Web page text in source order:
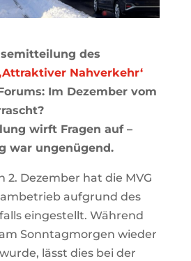
des
Nahverkehr‘
Im Dezember vom
wirft Fragen auf –
war ungenügend.
2. Dezember hat die MVG
aufgrund des
eingestellt. Während
Sonntagmorgen wieder
lässt dies bei der